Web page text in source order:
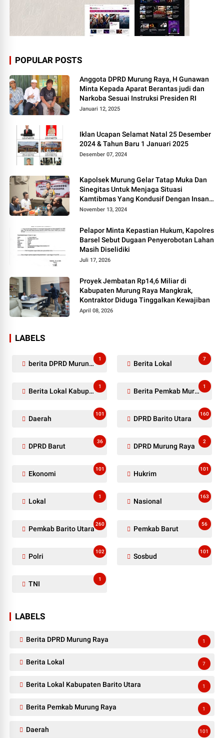
POPULAR POSTS
Anggota DPRD Murung Raya, H Gunawan
Minta Kepada Aparat Berantas judi dan
Narkoba Sesuai Instruksi Presiden RI
Januari 12, 2025
Iklan Ucapan Selamat Natal 25 Desember
2024 & Tahun Baru 1 Januari 2025
Desember 07, 2024
Kapolsek Murung Gelar Tatap Muka Dan
Sinegitas Untuk Menjaga Situasi
Kamtibmas Yang Kondusif Dengan Insan
Pers
November 13, 2024
Pelapor Minta Kepastian Hukum, Kapolres
Barsel Sebut Dugaan Penyerobotan Lahan
Masih Diselidiki
Juli 17, 2026
Proyek Jembatan Rp14,6 Miliar di
Kabupaten Murung Raya Mangkrak,
Kontraktor Diduga Tinggalkan Kewajiban
April 08, 2026
LABELS
berita DPRD Murung Raya
1
Berita Lokal
7
Berita Lokal Kabupaten Barito Utara
1
Berita Pemkab Murung Raya
1
Daerah
101
DPRD Barito Utara
160
DPRD Barut
36
DPRD Murung Raya
2
Ekonomi
101
Hukrim
101
Lokal
1
Nasional
163
Pemkab Barito Utara
260
Pemkab Barut
56
Polri
102
Sosbud
101
TNI
1
LABELS
Berita DPRD Murung Raya 1
Berita Lokal 7
Berita Lokal Kabupaten Barito Utara 1
Berita Pemkab Murung Raya 1
Daerah 101